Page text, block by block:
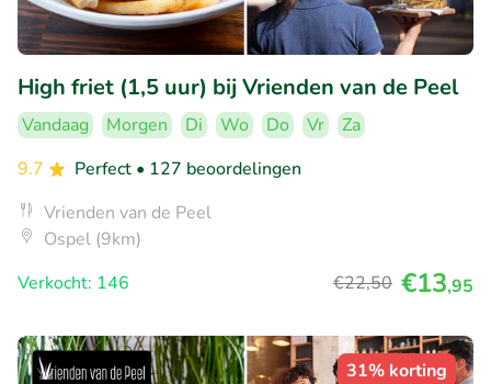
High friet (1,5 uur) bij Vrienden van de Peel
Vandaag Morgen Di Wo Do Vr
Za
9.7
Perfect • 127 beoordelingen
Vrienden van de Peel
Ospel (9km)
Verkocht: 146
€22,50 €13,95
31% korting